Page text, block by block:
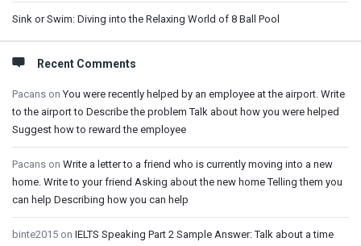
Sink or Swim: Diving into the Relaxing World of 8 Ball Pool
Recent Comments
Pacans onYou were recently helped by an employee at the airport. Write
to the airport to Describe the problem Talk about how you were helped
Suggest how to reward the employee
Pacans on Write a letter to a friend who is currently moving into a new
home. Write to your friend Asking about the new home Telling them you
can help Describing how you can help
binte2015 on IELTS Speaking Part 2 Sample Answer: Talk about a time